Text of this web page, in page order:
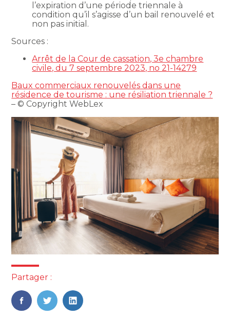
l’expiration d’une période triennale à
condition qu’il s’agisse d’un bail renouvelé et
non pas initial.
Sources :
Arrêt de la Cour de cassation, 3e chambre
civile, du 7 septembre 2023, no 21-14279
Baux commerciaux renouvelés dans une
résidence de tourisme : une résiliation triennale ?
– © Copyright WebLex
Partager :
FaceBook
TwitterLinkedIn